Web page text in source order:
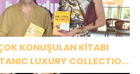
KONUŞULAN KİTABI
LUXURY COLLECTION